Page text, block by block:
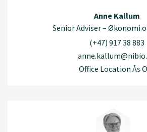
Anne Kallum
Senior Adviser – Økonomi
(+47) 917 38 883
Office Location Ås